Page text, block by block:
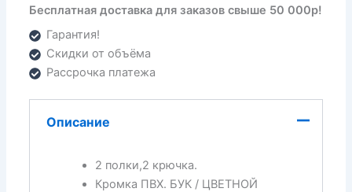
Бесплатная доставка для заказов свыше 50 000р!
Гарантия!
Скидки от объёма
Рассрочка платежа
Описание
2 полки,2 крючка.
Кромка ПВХ. БУК / ЦВЕТНОЙ